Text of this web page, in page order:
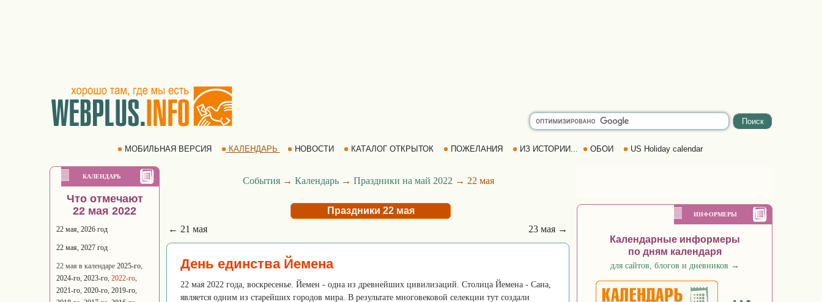
МОБИЛЬНАЯ ВЕРСИЯ КАЛЕНДАРЬ НОВОСТИ КАТАЛОГ ОТКРЫТОК ПОЖЕЛАНИЯ ИЗ ИСТОРИИ... ОБОИ US Holiday calendar
КАЛЕНДАРЬ
Что отмечают
22 мая 2022
22 мая, 2026 год
22 мая, 2027 год
22 мая в календаре 2025-го,
2024-го, 2023-го, 2022-го,
2021-го, 2020-го, 2019-го,
События→ Календарь→ Праздники на май 2022 → 22 мая
Праздники 22 мая
← 21 мая
23 мая →
День единства Йемена
22 мая 2022 года, воскресенье. Йемен - одна из древнейших цивилизаций. Столица Йемена - Сана,
является одним из старейших городов мира. В результате многовековой селекции тут создали
ИНФОРМЕРЫ
Календарные информеры
по дням календаря
для сайтов, блогов и дневников →